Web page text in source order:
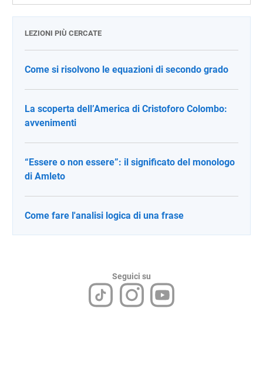
LEZIONI PIÙ CERCATE
Come si risolvono le equazioni di secondo grado
La scoperta dell’America di Cristoforo Colombo:
avvenimenti
“Essere o non essere”: il significato del monologo
di Amleto
Come fare l'analisi logica di una frase
Seguici su